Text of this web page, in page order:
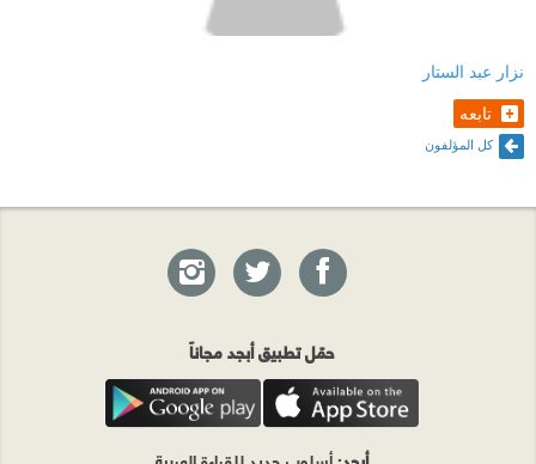
نزار عبد الستار
تابعه
كل المؤلفون
حمّل تطبيق أبجد مجاناً